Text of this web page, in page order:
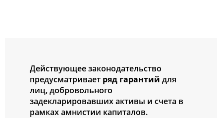
Действующее законодательство
предусматривает ряд гарантий для
лиц, добровольного
задекларировавших активы и счета в
рамках амнистии капиталов.